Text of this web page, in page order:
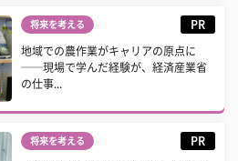
将来を考える PR
地域での農作業がキャリアの原点に
──現場で学んだ経験が、経済産業省
の仕事...
将来を考える PR